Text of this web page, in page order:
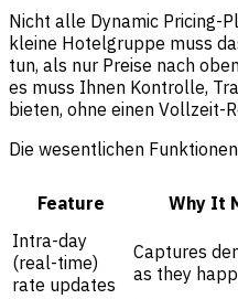
Nicht alle Dynamic Pricing-
kleine Hotelgruppe muss
tun, als nur Preise nach
es muss Ihnen Kontrolle,
bieten, ohne einen Vollzeit-
Die wesentlichen
Feature Why It
Intra-day
(real-time)
rate updates
Captures
as they